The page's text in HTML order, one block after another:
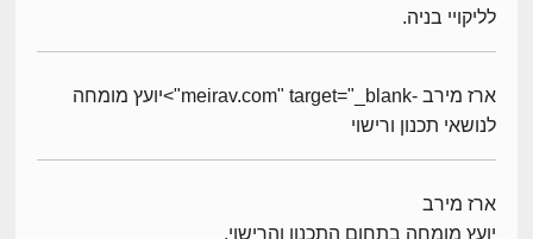
לליקויי בניה.
ארז מירב -meirav.com" target="_blank">יועץ מומחה
לנושאי תכנון ורישוי
ארז מירב
יועץ מומחה בתחום התכנון והרישוי,